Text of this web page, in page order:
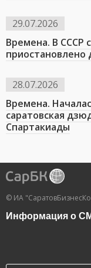
29.07.2026
Времена. В СССР
приостановлено
28.07.2026
Времена.
саратовская
Спартакиады
© ИА
Информация о